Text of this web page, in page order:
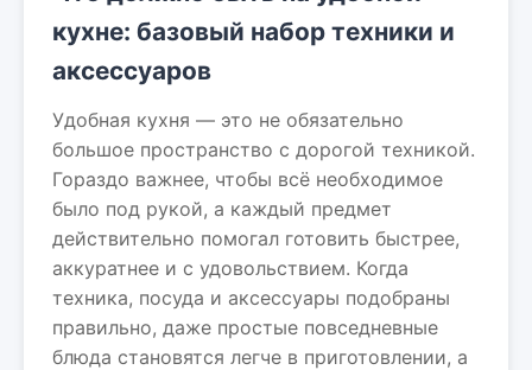
кухне: базовый набор техники и
аксессуаров
Удобная кухня — это не обязательно
большое пространство с дорогой техникой.
Гораздо важнее, чтобы всё необходимое
было под рукой, а каждый предмет
действительно помогал готовить быстрее,
аккуратнее и с удовольствием. Когда
техника, посуда и аксессуары подобраны
правильно, даже простые повседневные
блюда становятся легче в приготовлении, а